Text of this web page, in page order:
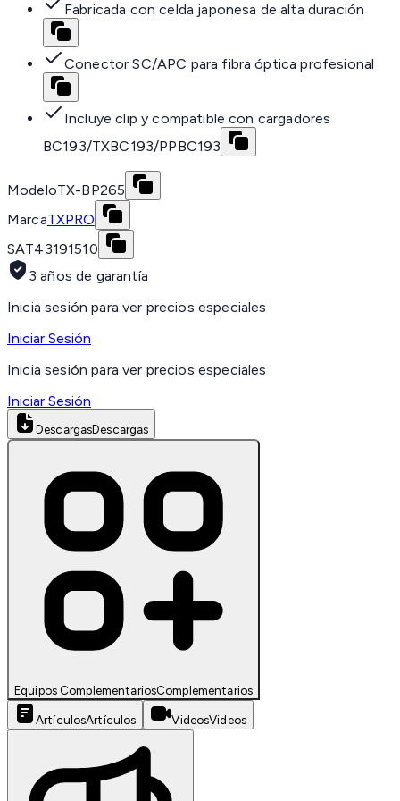
Fabricada con celda japonesa de alta duración
Conector SC/APC para fibra óptica profesional
Incluye clip y compatible con cargadores
BC193/TXBC193/PPBC193
ModeloTX-BP265
MarcaTXPRO
SAT43191510
3 años de garantía
Inicia sesión para ver precios especiales
Iniciar Sesión
Inicia sesión para ver precios especiales
Iniciar Sesión
DescargasDescargas
Equipos ComplementariosComplementarios
ArtículosArtículos VideosVideos